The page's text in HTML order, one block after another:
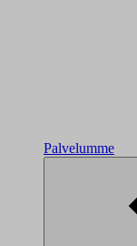
Palvelumme